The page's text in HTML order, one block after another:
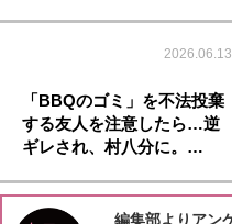
2026.06.13
「BBQのゴミ」を不法投棄
する友人を注意したら…逆
ギレされ、村八分に。…